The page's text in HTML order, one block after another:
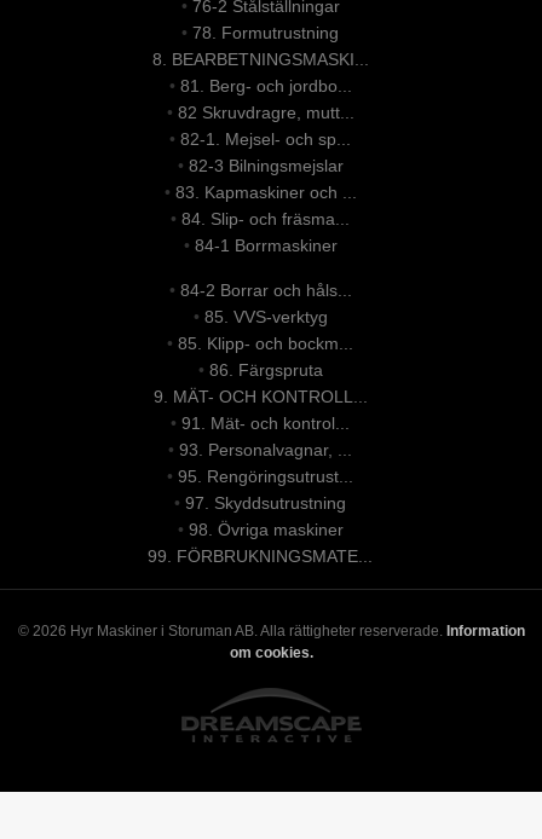
• 76-2 Stålställningar
•78. Formutrustning
8. BEARBETNINGSMASKI...
• 81. Berg- och jordbo...
• 82 Skruvdragre, mutt...
•82-1. Mejsel- och sp...
• 82-3 Bilningsmejslar
• 83. Kapmaskiner och ...
•84. Slip- och fräsma...
• 84-1 Borrmaskiner
• 84-2 Borrar och håls...
• 85. VVS-verktyg
•85. Klipp- och bockm...
• 86. Färgspruta
9. MÄT- OCH KONTROLL...
•91. Mät- och kontrol...
•93. Personalvagnar, ...
•95. Rengöringsutrust...
•97. Skyddsutrustning
• 98. Övriga maskiner
99. FÖRBRUKNINGSMATE...
© 2026 Hyr Maskiner i Storuman AB. Alla rättigheter reserverade. Information
om cookies.